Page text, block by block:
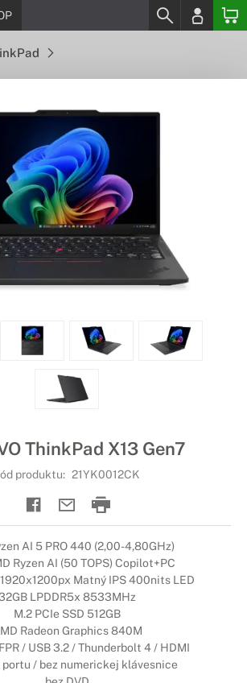
ThinkPad X13 Gen7
produktu: 21YK0012CK
AI 5 PRO 440 (2,00-4,80GHz)
Ryzen AI (50 TOPS) Copilot+PC
Matný IPS 400nits LED
LPDDR5x 8533MHz
M.2 PCIe SSD 512GB
Radeon Graphics 840M
/ USB 3.2 / Thunderbolt 4 / HDMI
portu / bez numerickej klávesnice